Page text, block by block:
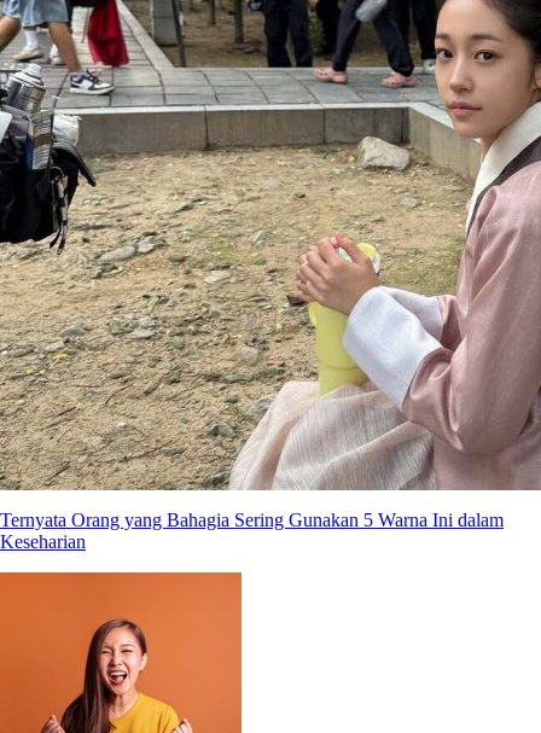
Ternyata Orang yang Bahagia Sering Gunakan 5 Warna Ini dalam
Keseharian